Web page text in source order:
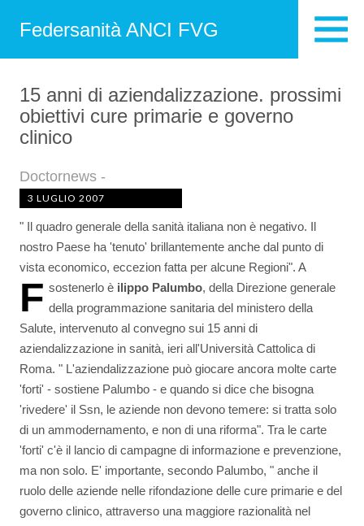
Federsanità ANCI FVG
15 anni di aziendalizzazione. prossimi
obiettivi cure primarie e governo
clinico
Doctornews -
3 LUGLIO 2007
" Il quadro generale della sanità italiana non è negativo. Il
nostro Paese ha 'tenuto' brillantemente anche dal punto di
vista economico, eccezion fatta per alcune Regioni". A
sostenerlo è
F ilippo Palumbo, della Direzione generale
della programmazione sanitaria del ministero della
Salute, intervenuto al convegno sui 15 anni di
aziendalizzazione in sanità, ieri all'Università Cattolica di
Roma. " L'aziendalizzazione può giocare ancora molte carte
'forti' - sostiene Palumbo - e quando si dice che bisogna
'rivedere' il Ssn, le aziende non devono temere: si tratta solo
di un ammodernamento, e non di una riforma". Tra le carte
'forti' c'è il lancio di campagne di informazione e prevenzione,
ma non solo. E' importante, secondo Palumbo, " anche il
ruolo delle aziende nelle rifondazione delle cure primarie e del
governo clinico, attraverso una maggiore razionalità nel